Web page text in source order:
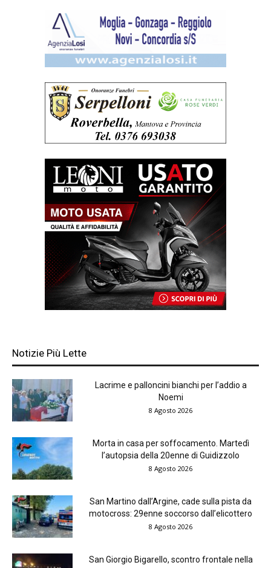
Notizie Più Lette
Lacrime e palloncini bianchi per l’addio a
Noemi
8 Agosto 2026
Morta in casa per soffocamento. Martedì
l’autopsia della 20enne di Guidizzolo
8 Agosto 2026
San Martino dall’Argine, cade sulla pista da
motocross: 29enne soccorso dall’elicottero
8 Agosto 2026
San Giorgio Bigarello, scontro frontale nella